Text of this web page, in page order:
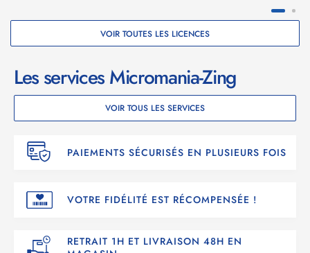
VOIR TOUTES LES LICENCES
Les services Micromania-Zing
VOIR TOUS LES SERVICES
PAIEMENTS SÉCURISÉS EN PLUSIEURS FOIS
VOTRE FIDÉLITÉ EST RÉCOMPENSÉE !
RETRAIT 1H ET LIVRAISON 48H EN